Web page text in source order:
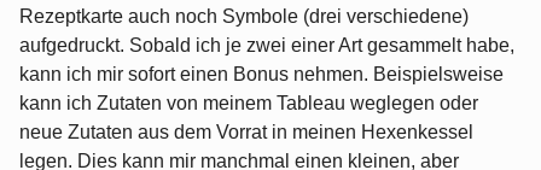
Rezeptkarte auch noch Symbole (drei verschiedene)
aufgedruckt. Sobald ich je zwei einer Art gesammelt habe,
kann ich mir sofort einen Bonus nehmen. Beispielsweise
kann ich Zutaten von meinem Tableau weglegen oder
neue Zutaten aus dem Vorrat in meinen Hexenkessel
legen. Dies kann mir manchmal einen kleinen, aber